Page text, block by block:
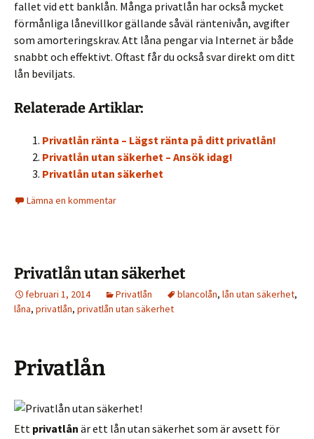
fallet vid ett banklån. Många privatlån har också mycket
förmånliga lånevillkor gällande såväl räntenivån, avgifter
som amorteringskrav. Att låna pengar via Internet är både
snabbt och effektivt. Oftast får du också svar direkt om ditt
lån beviljats.
Relaterade Artiklar:
Privatlån ränta – Lägst ränta på ditt privatlån!
Privatlån utan säkerhet – Ansök idag!
Privatlån utan säkerhet
Lämna en kommentar
Privatlån utan säkerhet
februari 1, 2014 Privatlån blancolån, lån utan säkerhet,
låna, privatlån, privatlån utan säkerhet
Privatlån
Ett privatlån är ett lån utan säkerhet som är avsett för